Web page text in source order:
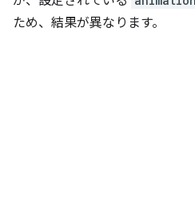
ため、結果が異なります。